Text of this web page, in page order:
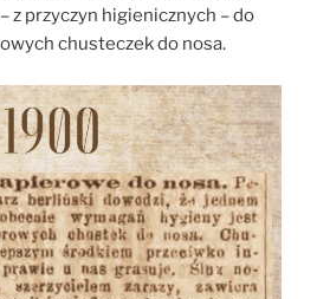
z przyczyn higienicznych – do
chusteczek do nosa.